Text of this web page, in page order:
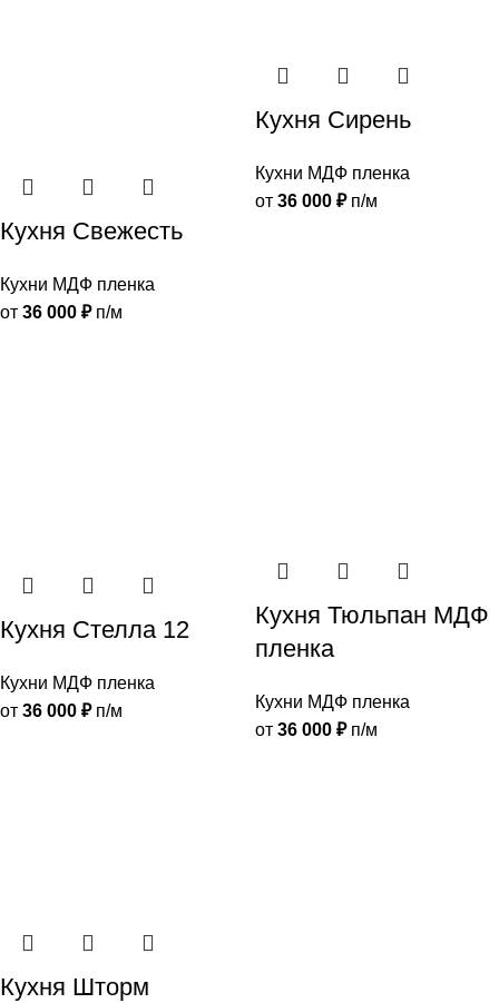
Кухня Свежесть
Кухни МДФ пленка
от 36 000 ₽п/м
Кухня Сирень
Кухни МДФ пленка
от 36 000 ₽п/м
Кухня Стелла 12
Кухни МДФ пленка
от 36 000 ₽п/м
Кухня Тюльпан МДФ
пленка
Кухни МДФ пленка
от 36 000 ₽п/м
Кухня Шторм